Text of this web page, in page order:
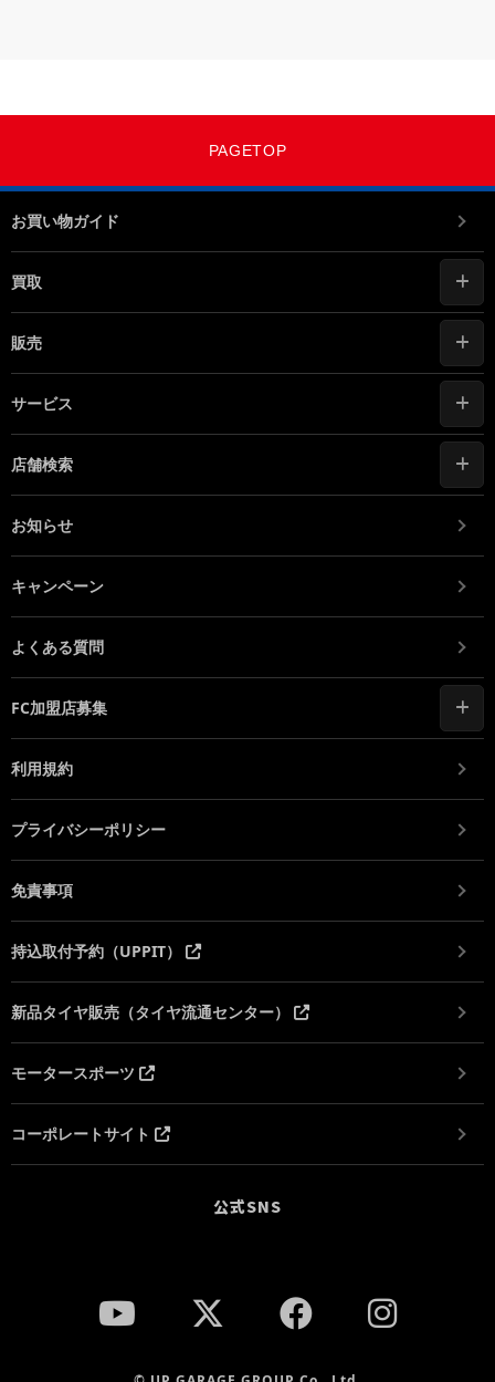
PAGETOP
お買い物ガイド
買取
販売
サービス
店舗検索
お知らせ
キャンペーン
よくある質問
FC加盟店募集
利用規約
プライバシーポリシー
免責事項
持込取付予約（UPPIT）
新品タイヤ販売（タイヤ流通センター）
モータースポーツ
コーポレートサイト
公式SNS